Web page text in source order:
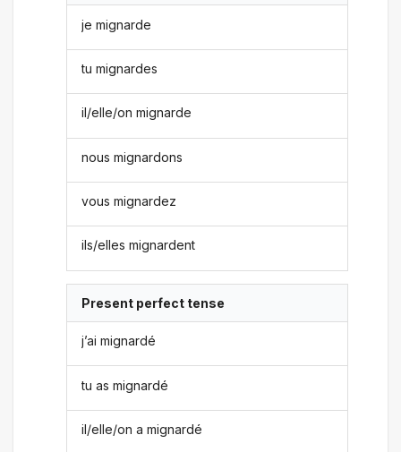
je mignarde
tu mignardes
il/elle/on mignarde
nous mignardons
vous mignardez
ils/elles mignardent
Present perfect tense
j’ai mignardé
tu as mignardé
il/elle/on a mignardé